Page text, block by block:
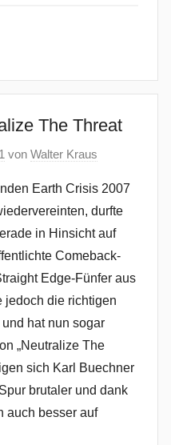
The Threat
von Walter Kraus
Earth Crisis 2007
durfte
in Hinsicht auf
Comeback-
Edge-Fünfer aus
jedoch die richtigen
hat nun sogar
„Neutralize The
sich Karl Buechner
brutaler und dank
auch besser auf